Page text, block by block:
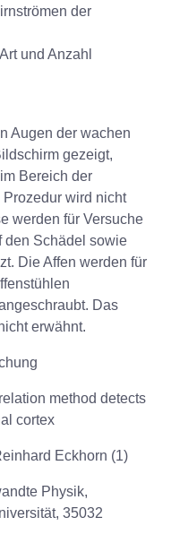
der
und Anzahl
Augen der wachen
gezeigt,
Bereich der
wird nicht
werden für Versuche
den Schädel sowie
Die Affen werden für
Das
erwähnt.
method detects
cortex
Eckhorn (1)
Physik,
35032